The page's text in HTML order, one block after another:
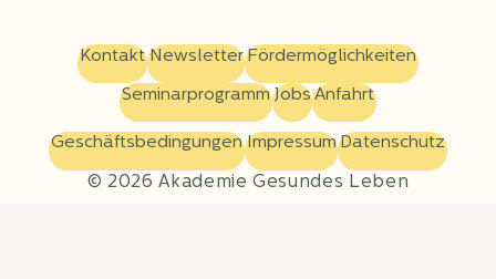
Kontakt Newsletter Fördermöglichkeiten
Seminarprogramm Jobs Anfahrt
© 2026 Akademie Gesundes Leben
Geschäftsbedingungen Impressum Datenschutz